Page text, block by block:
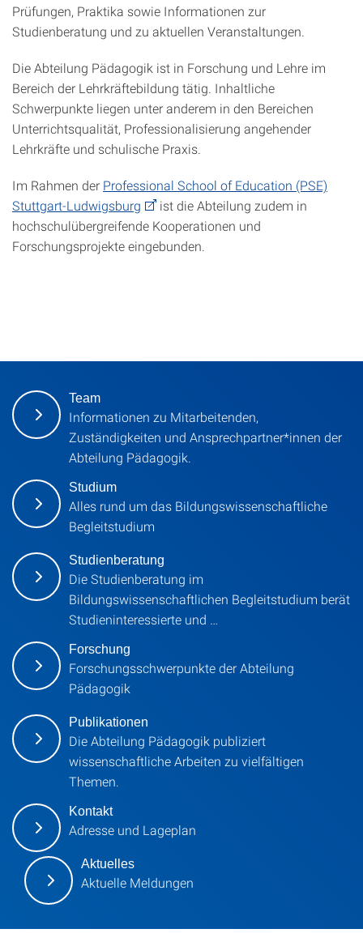
Prüfungen, Praktika sowie Informationen zur
Studienberatung und zu aktuellen Veranstaltungen.
Die Abteilung Pädagogik ist in Forschung und Lehre im
Bereich der Lehrkräftebildung tätig. Inhaltliche
Schwerpunkte liegen unter anderem in den Bereichen
Unterrichtsqualität, Professionalisierung angehender
Lehrkräfte und schulische Praxis.
Im Rahmen der Professional School of Education (PSE)
Stuttgart-Ludwigsburg
ist die Abteilung zudem in
hochschulübergreifende Kooperationen und
Forschungsprojekte eingebunden.
Team
Informationen zu Mitarbeitenden,
Zuständigkeiten und Ansprechpartner*innen der
Abteilung Pädagogik.
Studium
Alles rund um das Bildungswissenschaftliche
Begleitstudium
Studienberatung
Die Studienberatung im
Bildungswissenschaftlichen Begleitstudium berät
Studieninteressierte und …
Forschung
Forschungsschwerpunkte der Abteilung
Pädagogik
Publikationen
Die Abteilung Pädagogik publiziert
wissenschaftliche Arbeiten zu vielfältigen
Themen.
Kontakt
Adresse und Lageplan
Aktuelles
Aktuelle Meldungen